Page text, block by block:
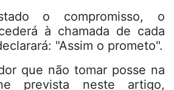
o compromisso, o
à chamada de cada
"Assim o prometo".
que não tomar posse na
prevista neste artigo,